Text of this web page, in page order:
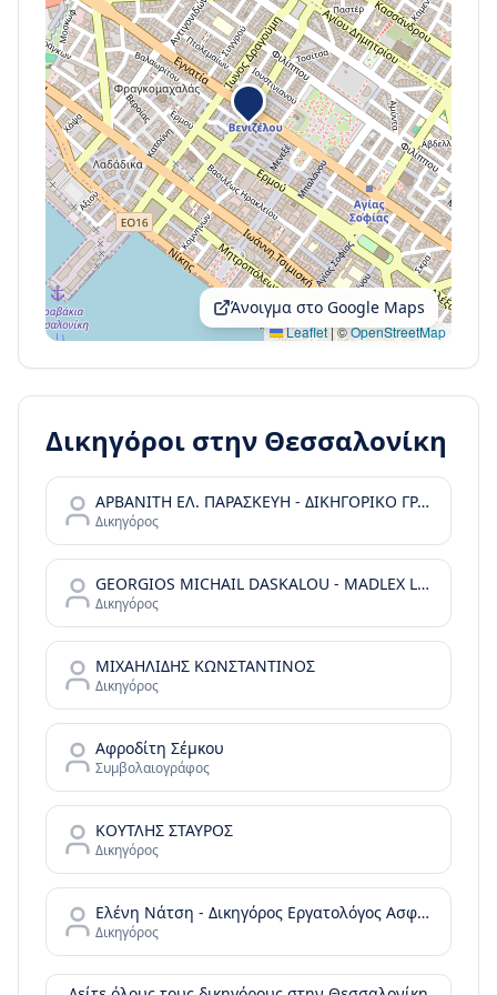
Leaflet|©OpenStreetMap
Άνοιγμα στο Google Maps
Δικηγόροι στην Θεσσαλονίκη
ΑΡΒΑΝΙΤΗ ΕΛ. ΠΑΡΑΣΚΕΥΗ - ΔΙΚΗΓΟΡΙΚΟ ΓΡΑΦΕΙΟ
Δικηγόρος
GEORGIOS MICHAIL DASKALOU - MADLEX LAW FIRM - REAL ESTATE LAW & GREEK GOLDEN VISA
Δικηγόρος
ΜΙΧΑΗΛΙΔΗΣ ΚΩΝΣΤΑΝΤΙΝΟΣ
Δικηγόρος
Αφροδίτη Σέμκου
Συμβολαιογράφος
ΚΟΥΤΛΗΣ ΣΤΑΥΡΟΣ
Δικηγόρος
Ελένη Νάτση - Δικηγόρος Εργατολόγος Ασφαλιστικό Συνταξιοδοτικό
Δικηγόρος